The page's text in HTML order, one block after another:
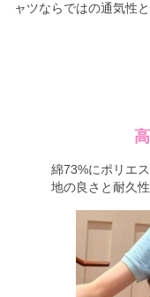
ャツならではの通気性
綿73%にポリエ
地の良さと耐久